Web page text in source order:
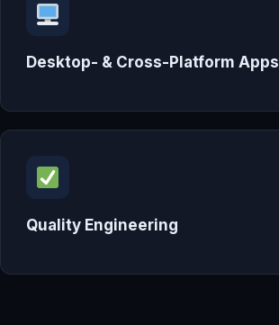
Desktop- & Cross-Platform Apps
Quality Engineering